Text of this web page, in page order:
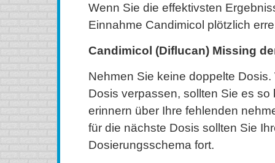
Wenn Sie die effektivsten
Einnahme Candimicol plötzlich
Candimicol (Diflucan) Missing
Nehmen Sie keine doppelte
Dosis verpassen, sollten Sie es so
erinnern über Ihre fehlenden
für die nächste Dosis sollten Sie
Dosierungsschema fort.